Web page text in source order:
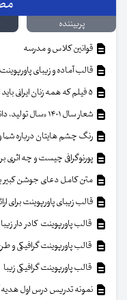
پربیننده
قوانین کلاس و مدرسه
قالب آماده و زیبای
شعار سال ۱۴۰۱ «سال تولید، دانش‌بنیان و اشتغال‌آفرین»
رنگ چشم هایتان درباره
پورنوگرافی چیست و چه اثری
متن کامل دعای جوشن کبیر
قالب زیبای پاورپوینت برای
قالب پاورپوینت کادر دار زیبا
قالب پاورپوینت گرافیکی و
قالب پاورپوینت گرافیکی زیبا
نمونه تدریس درس اول هدیه